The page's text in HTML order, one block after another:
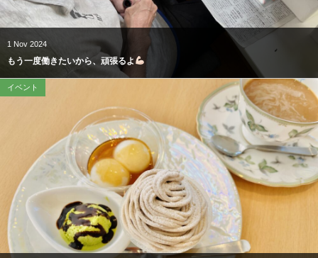
1 Nov 2024
もう一度働きたいから、頑張るよ
イベント